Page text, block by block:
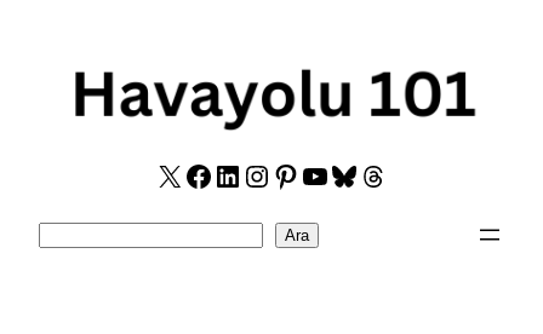
X Facebook
LinkedIn
Instagram
Pinterest
YouTube
Bluesky
Threads
Ara